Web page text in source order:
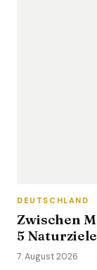
DEUTSCHLAND
Zwischen
5
7. August 2026